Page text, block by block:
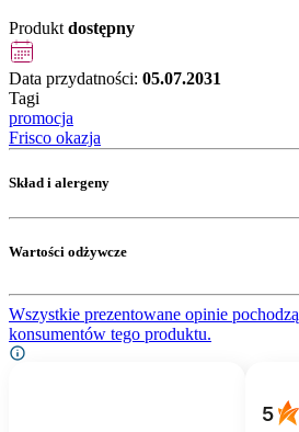
Produkt dostępny
Data przydatności: 05.07.2031
Tagi
promocja
Frisco okazja
Skład i alergeny
Wartości odżywcze
Wszystkie prezentowane opinie
konsumentów tego produktu.
5